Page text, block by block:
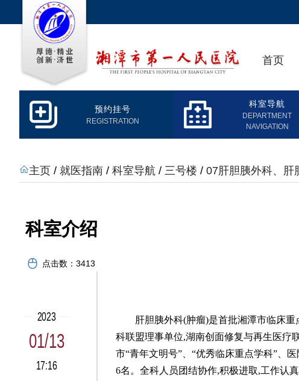
首页
预约挂号
REGISTRATION
科室导航
DEPARTMENT
NAVIGATION
主页 / 就医指南 / 科室导航 / 三号楼 / 07肝胆胰外科、肝
2023
01/13
17:16
科室介绍
点击数： 3413
肝胆胰外科(肿瘤)是首批湘潭市临床重
科联盟理事单位,湖南创面修复与再生医疗
市“青年文明号”、“优秀临床重点学科”、
6名。全科人员团结协作,积极进取,工作认